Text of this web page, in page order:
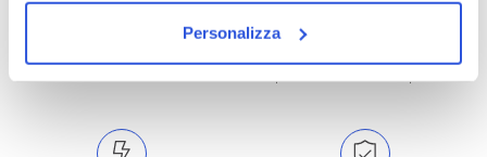
Personalizza
Catalogo prodotti ampio e completo
per soddisfare tutte le esigenze.
Con un acquisto minimo di 29.90 €
la spedizione la regaliamo noi.